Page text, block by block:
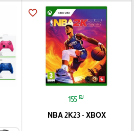
favorite_border
155 ₪
NBA 2K23 - XBOX